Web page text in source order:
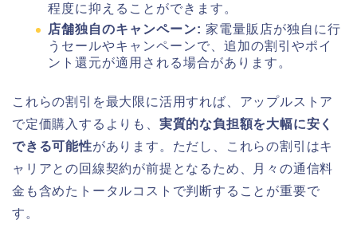
程度に抑えることができます。
店舗独自のキャンペーン: 家電量販店が独自に行
うセールやキャンペーンで、追加の割引やポイ
ント還元が適用される場合があります。
これらの割引を最大限に活用すれば、アップルストア
で定価購入するよりも、 実質的な負担額を大幅に安く
できる可能性があります。ただし、これらの割引はキ
ャリアとの回線契約が前提となるため、月々の通信料
金も含めたトータルコストで判断することが重要で
す。